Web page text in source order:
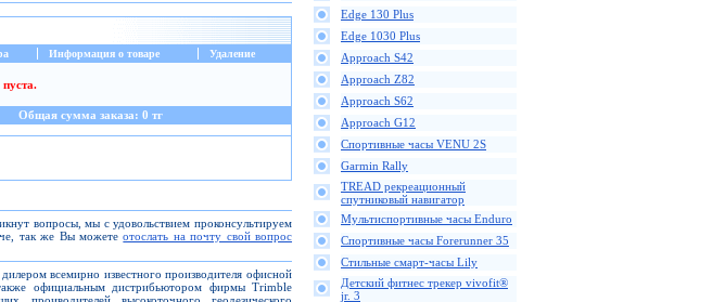
Информация о товаре Удаление
Общая сумма заказа: 0 тг
вопросы, мы с удовольствием проконсультируем
так же Вы можетеотослать на почту свой вопрос
всемирно известного производителя офисной
официальным дистрибьютором фирмы Trimble
Edge 130 Plus
Edge 1030 Plus
Approach S42
Approach Z82
Approach S62
Approach G12
Спортивные часы VENU 2S
Garmin Rally
TREAD рекреационный
спутниковый навигатор
Мультиспортивные часы Enduro
Спортивные часы Forerunner 35
Стильные смарт-часы Lily
Детский фитнес трекер vivofit®
jr. 3